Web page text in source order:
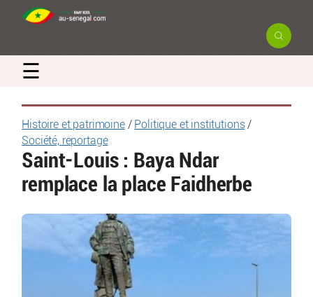
☰
Histoire et patrimoine/ Politique et institutions/
Société, reportage
Saint-Louis : Baya Ndar
remplace la place Faidherbe